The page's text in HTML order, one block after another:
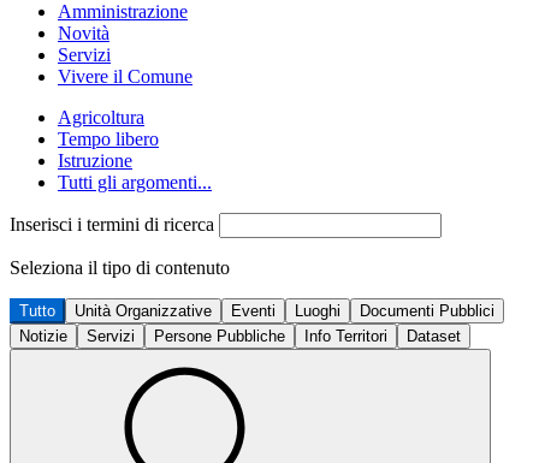
Amministrazione
Novità
Servizi
Vivere il Comune
Agricoltura
Tempo libero
Istruzione
Tutti gli argomenti...
Inserisci i termini di ricerca
Seleziona il tipo di contenuto
Tutto Unità Organizzative Eventi Luoghi
Documenti Pubblici
Notizie
Servizi Persone Pubbliche Info Territori Dataset